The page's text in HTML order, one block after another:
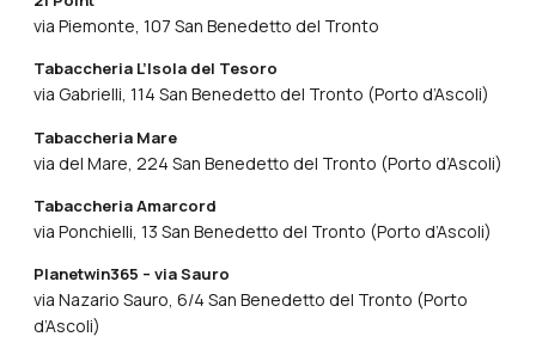
via Piemonte, 107 San Benedetto del Tronto
Tabaccheria L’Isola del Tesoro
via Gabrielli, 114 San Benedetto del Tronto (Porto d’Ascoli)
Tabaccheria Mare
via del Mare, 224 San Benedetto del Tronto (Porto d’Ascoli)
Tabaccheria Amarcord
via Ponchielli, 13 San Benedetto del Tronto (Porto d’Ascoli)
Planetwin365 – via Sauro
via Nazario Sauro, 6/4 San Benedetto del Tronto (Porto
d’Ascoli)